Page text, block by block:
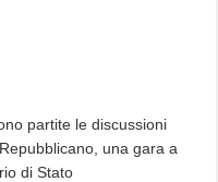
partite le discussioni
una gara a
di Stato